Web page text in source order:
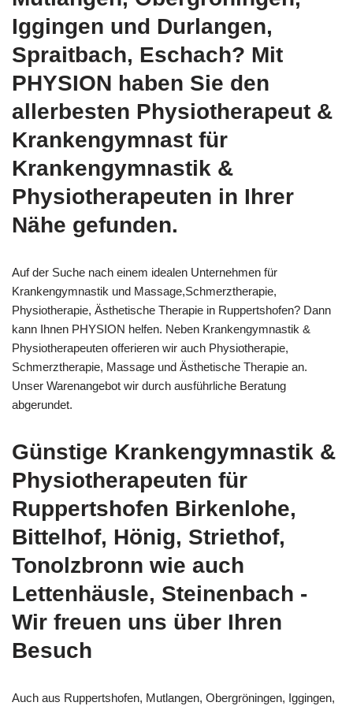
Iggingen und Durlangen,
Spraitbach, Eschach? Mit
PHYSION haben Sie den
allerbesten Physiotherapeut &
Krankengymnast für
Krankengymnastik &
Physiotherapeuten in Ihrer
Nähe gefunden.
Auf der Suche nach einem idealen Unternehmen für
Krankengymnastik und Massage,Schmerztherapie,
Physiotherapie, Ästhetische Therapie in Ruppertshofen? Dann
kann Ihnen PHYSION helfen. Neben Krankengymnastik &
Physiotherapeuten offerieren wir auch Physiotherapie,
Schmerztherapie, Massage und Ästhetische Therapie an.
Unser Warenangebot wir durch ausführliche Beratung
abgerundet.
Günstige Krankengymnastik &
Physiotherapeuten für
Ruppertshofen Birkenlohe,
Bittelhof, Hönig, Striethof,
Tonolzbronn wie auch
Lettenhäusle, Steinenbach -
Wir freuen uns über Ihren
Besuch
Auch aus Ruppertshofen, Mutlangen, Obergröningen, Iggingen,